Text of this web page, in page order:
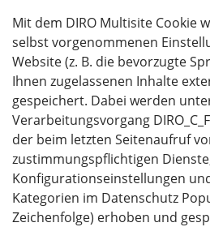
Mit dem DIRO Multisite Cookie
selbst vorgenommenen
Website (z. B. die bevorzugte
Ihnen zugelassenen Inhalte
gespeichert. Dabei werden
Verarbeitungsvorgang
der beim letzten Seitenaufruf
zustimmungspflichtigen
Konfigurationseinstellungen
Kategorien im Datenschutz
Zeichenfolge) erhoben und